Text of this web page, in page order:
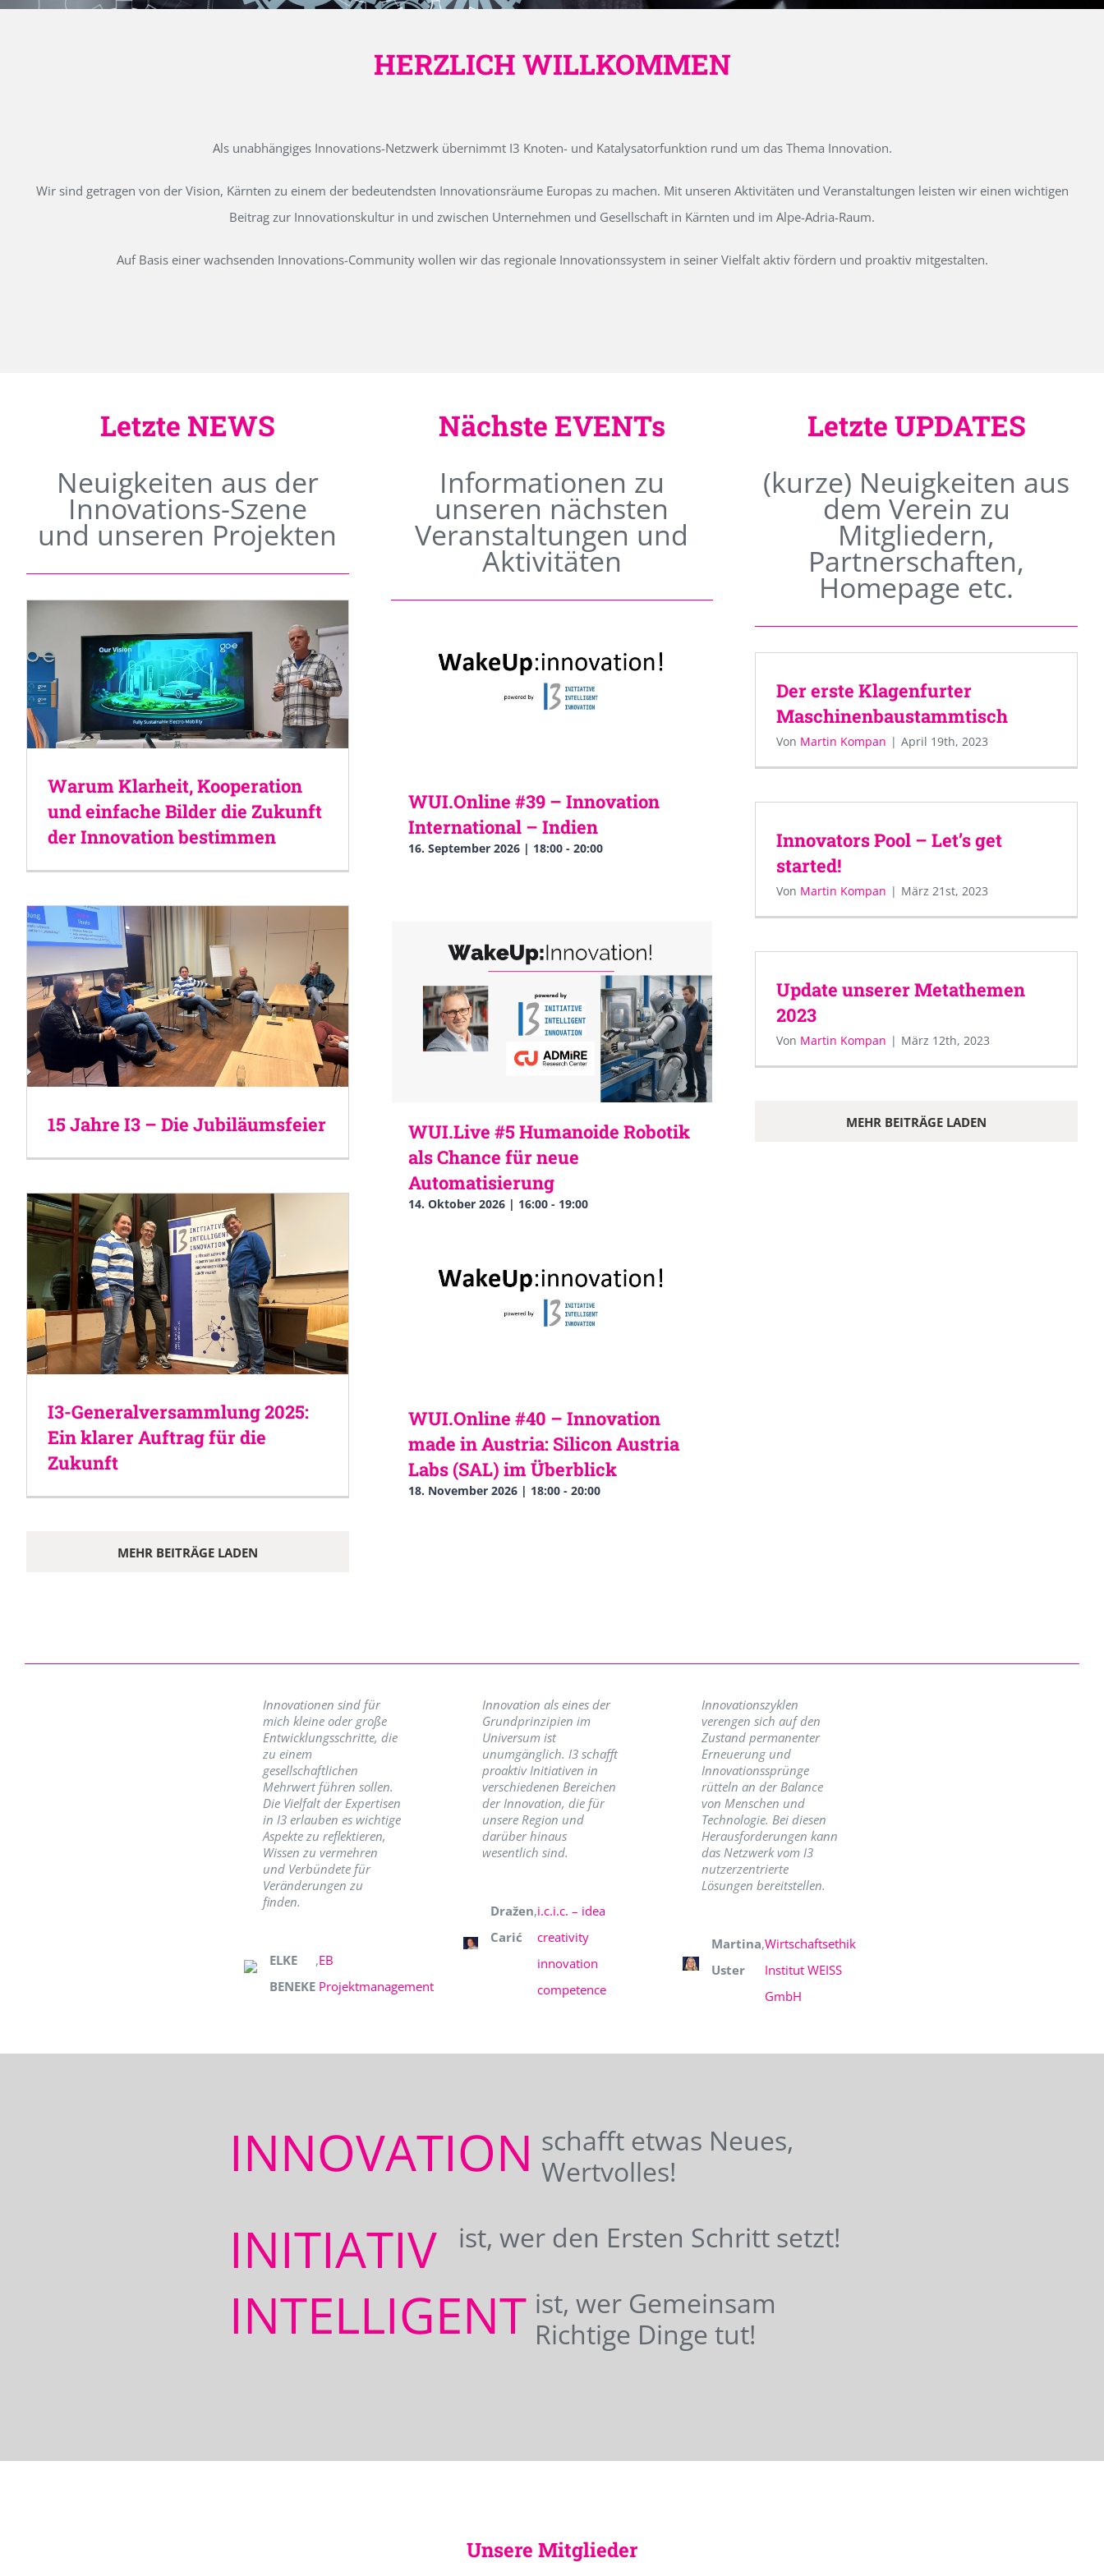
HERZLICH WILLKOMMEN
Als unabhängiges Innovations-Netzwerk übernimmt I3 Knoten- und Katalysatorfunktion rund um das Thema Innovation.
Wir sind getragen von der Vision, Kärnten zu einem der bedeutendsten Innovationsräume Europas zu machen. Mit unseren Aktivitäten und Veranstaltungen leisten wir einen wichtigen
Beitrag zur Innovationskultur in und zwischen Unternehmen und Gesellschaft in Kärnten und im Alpe-Adria-Raum.
Auf Basis einer wachsenden Innovations-Community wollen wir das regionale Innovationssystem in seiner Vielfalt aktiv fördern und proaktiv mitgestalten.
Letzte NEWS
Neuigkeiten aus der
Innovations-Szene
und unseren Projekten
Warum Klarheit, Kooperation
und einfache Bilder die Zukunft
der Innovation bestimmen
15 Jahre I3 – Die Jubiläumsfeier
I3-Generalversammlung 2025:
Ein klarer Auftrag für die
Zukunft
MEHR BEITRÄGE LADEN
Nächste EVENTs
Informationen zu
unseren nächsten
Veranstaltungen und
Aktivitäten
WUI.Online #39 – Innovation
International – Indien
16. September 2026 | 18:00- 20:00
WUI.Live #5 Humanoide Robotik
als Chance für neue
Automatisierung
14. Oktober 2026 | 16:00- 19:00
WUI.Online #40 – Innovation
made in Austria: Silicon Austria
Labs (SAL) im Überblick
18. November 2026 | 18:00- 20:00
Letzte UPDATES
(kurze) Neuigkeiten aus
dem Verein zu
Mitgliedern,
Partnerschaften,
Homepage etc.
Der erste Klagenfurter
Maschinenbaustammtisch
Von Martin Kompan | April 19th, 2023
Innovators Pool – Let’s get
started!
Von Martin Kompan | März 21st, 2023
Update unserer Metathemen
2023
Von Martin Kompan | März 12th, 2023
MEHR BEITRÄGE LADEN
Innovationen sind für
mich kleine oder große
Entwicklungsschritte, die
zu einem
gesellschaftlichen
Mehrwert führen sollen.
Die Vielfalt der Expertisen
in I3 erlauben es wichtige
Aspekte zu reflektieren,
Wissen zu vermehren
und Verbündete für
Veränderungen zu
finden.
ELKE
BENEKE
,EB
Projektmanagement
Innovation als eines der
Grundprinzipien im
Universum ist
unumgänglich. I3 schafft
proaktiv Initiativen in
verschiedenen Bereichen
der Innovation, die für
unsere Region und
darüber hinaus
wesentlich sind.
Dražen
Carić
,i.c.i.c. – idea
creativity
innovation
competence
Innovationszyklen
verengen sich auf den
Zustand permanenter
Erneuerung und
Innovationssprünge
rütteln an der Balance
von Menschen und
Technologie. Bei diesen
Herausforderungen kann
das Netzwerk vom I3
nutzerzentrierte
Lösungen bereitstellen.
Martina
Uster
,Wirtschaftsethik
Institut WEISS
GmbH
INNOVATION schafft etwas Neues,
Wertvolles!
INITIATIV ist, wer den Ersten Schritt setzt!
INTELLIGENT ist, wer Gemeinsam
Richtige Dinge tut!
Unsere Mitglieder